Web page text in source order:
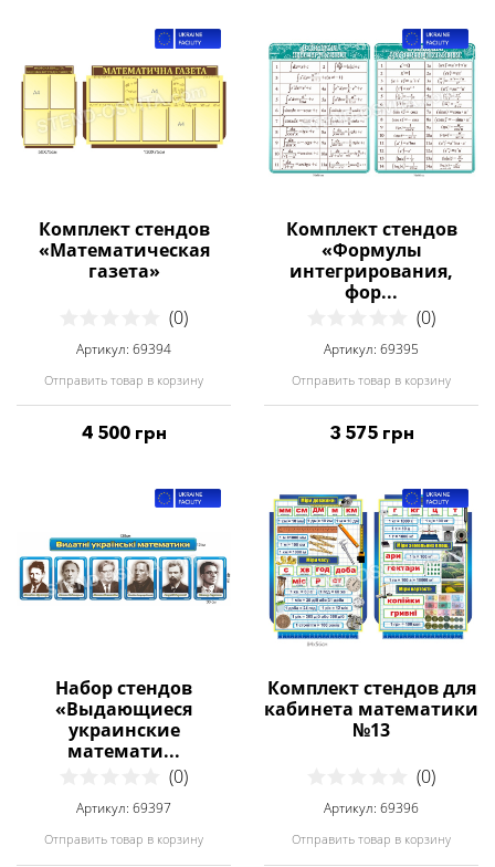
Комплект стендов
«Математическая
газета»
(0)
Артикул: 69394
Отправить товар в корзину
4 500 грн
Комплект стендов
«Формулы
интегрирования,
фор...
(0)
Артикул: 69395
Отправить товар в корзину
3 575 грн
Набор стендов
«Выдающиеся
украинские
математи...
(0)
Артикул: 69397
Отправить товар в корзину
Комплект стендов для
кабинета математики
№13
(0)
Артикул: 69396
Отправить товар в корзину